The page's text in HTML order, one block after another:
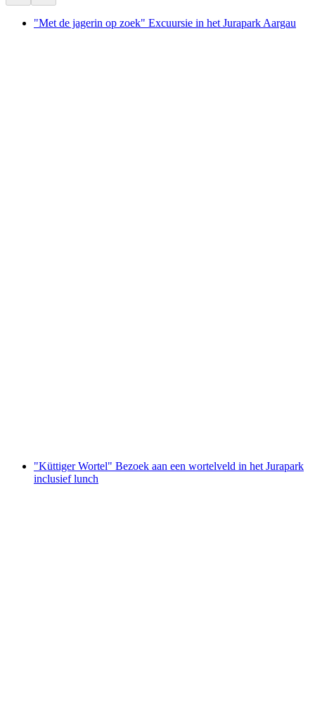
"Met de jagerin op zoek" Excuursie in het Jurapark Aargau
"Küttiger Wortel" Bezoek aan een wortelveld in het Jurapark
inclusief lunch